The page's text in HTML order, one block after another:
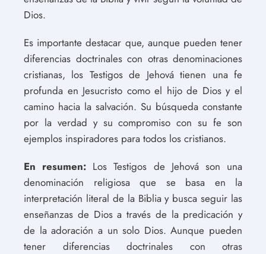
Dios.
Es importante destacar que, aunque pueden tener
diferencias doctrinales con otras denominaciones
cristianas, los Testigos de Jehová tienen una fe
profunda en Jesucristo como el hijo de Dios y el
camino hacia la salvación. Su búsqueda constante
por la verdad y su compromiso con su fe son
ejemplos inspiradores para todos los cristianos.
En resumen: Los Testigos de Jehová son una
denominación religiosa que se basa en la
interpretación literal de la Biblia y busca seguir las
enseñanzas de Dios a través de la predicación y
de la adoración a un solo Dios. Aunque pueden
tener diferencias doctrinales con otras